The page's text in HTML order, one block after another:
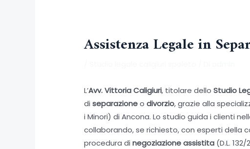
Assistenza Legale in
L’Avv. Vittoria Caligiuri, titolare delloStudio
diseparazioneodivorzio, grazie alla
i Minori) di Ancona. Lo studio guida i clienti
collaborando, se richiesto, con esperti della
procedura dinegoziazione assistita (D.L.